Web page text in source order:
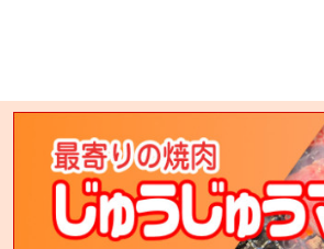
足柄上郡大井町上大井233−1
安楽亭 三郷店
三郷市上彦名106−1